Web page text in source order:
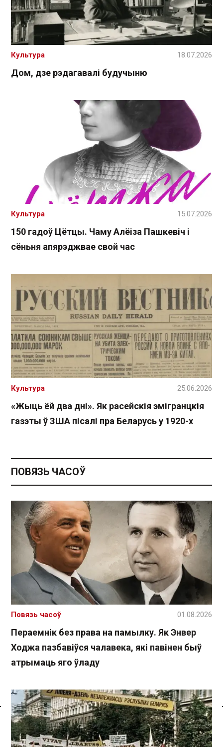
Спасылка без VPN
Дом, дзе рэдагавалі будучыню
Культура 18.07.2026
150 гадоў Цётцы. Чаму Алёіза Пашкевіч і
сёньня апярэджвае свой час
Культура 15.07.2026
«Жыць ёй два дні». Як расейскія эмігранцкія
газэты ў ЗША пісалі пра Беларусь у 1920-х
Культура 25.06.2026
ПОВЯЗЬ ЧАСОЎ
Пераемнік без права на памылку. Як Энвер
Ходжа пазбавіўся чалавека, які павінен быў
атрымаць яго ўладу
Повязь часоў 01.08.2026